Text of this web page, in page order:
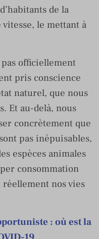
de la
le mettant à
pas officiellement
pris conscience
naturel, que nous
Et au-delà, nous
concrètement que
pas inépuisables,
espèces animales
consommation
réellement nos vies
: où est la